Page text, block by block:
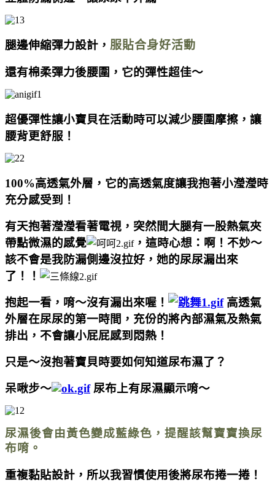
腿邊伸縮彈力設計， 服貼合身好活動
還有棉柔彈力後腰圍，它的彈性超佳～
超優彈性讓小寶貝在活動時可以減少腰圍摩擦，讓
腰背更舒服！
100%高透氣外層， 它的高透氣度讓我抱著小瀅瀅時
充分感受到！
有天抱著瀅瀅看著電視，突然間大腿有一股熱氣夾
帶點微濕的感覺
，這時心想：啊！不妙～
該不會是我防漏側邊沒拉好，她的尿尿漏出來
了！！
抱起一看，唷～沒有漏出來喔！
高透氣
外層在尿尿的第一時間，充份的將內部濕氣及熱氣
排出，不會讓小屁屁感到悶熱！
只是～沒抱著寶貝時要如何知道尿布濕了？
呆啾步～ 尿布上有尿濕顯示唷～
尿濕後會由黃色變成藍綠色，提醒該幫寶寶換尿
布唷。
重複黏貼設計， 所以我習慣使用後將尿布捲一捲！